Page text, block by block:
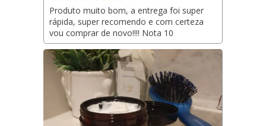
Produto muito bom, a entrega foi super
rápida, super recomendo e com certeza
vou comprar de novo!!!! Nota 10